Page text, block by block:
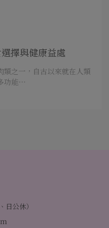
擇與健康益處
類之一，自古以來就在人類
功能⋯
日公休）